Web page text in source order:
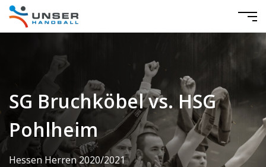
SG Bruchköbel vs. HSG
Pohlheim
Hessen Herren 2020/2021